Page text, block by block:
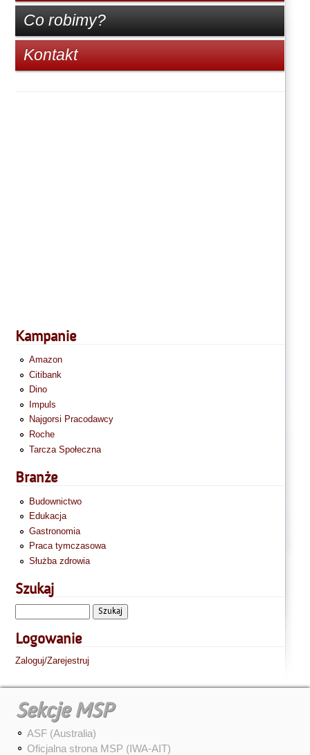
Co robimy?
Kontakt
Kampanie
Amazon
Citibank
Dino
Impuls
Najgorsi Pracodawcy
Roche
Tarcza Społeczna
Branże
Budownictwo
Edukacja
Gastronomia
Praca tymczasowa
Służba zdrowia
Szukaj
Logowanie
Zaloguj/Zarejestruj
Sekcje MSP
ASF (Australia)
Oficjalna strona MSP (IWA-AIT)